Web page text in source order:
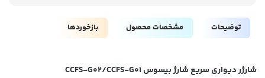
توضیحات مشخصات محصول بازخوردها
شارژر دیواری سریع شارژ بیسوس CCFS-G02/CCFS-G01